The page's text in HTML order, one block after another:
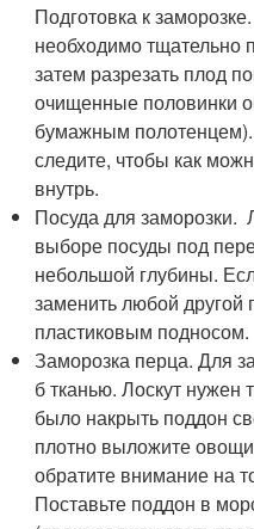
Подготовка к
необходимо тщательно
затем разрезать плод
очищенные половинки
бумажным полотенцем).
следите, чтобы как
внутрь.
Посуда для
выборе посуды под
небольшой глубины.
заменить любой другой
пластиковым подносом.
Заморозка перца. Для
б тканью. Лоскут нужен
было накрыть поддон
плотно выложите
обратите внимание на
Поставьте поддон в